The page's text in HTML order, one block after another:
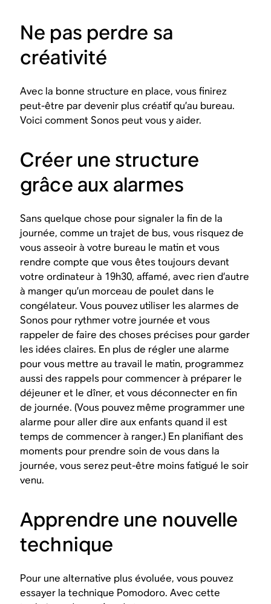
Ne pas perdre sa
créativité
Avec la bonne structure en place, vous finirez
peut-être par devenir plus créatif qu’au bureau.
Voici comment Sonos peut vous y aider.
Créer une structure
grâce aux alarmes
Sans quelque chose pour signaler la fin de la
journée, comme un trajet de bus, vous risquez de
vous asseoir à votre bureau le matin et vous
rendre compte que vous êtes toujours devant
votre ordinateur à 19h30, affamé, avec rien d’autre
à manger qu’un morceau de poulet dans le
congélateur. Vous pouvez utiliser les alarmes de
Sonos pour rythmer votre journée et vous
rappeler de faire des choses précises pour garder
les idées claires. En plus de régler une alarme
pour vous mettre au travail le matin, programmez
aussi des rappels pour commencer à préparer le
déjeuner et le dîner, et vous déconnecter en fin
de journée. (Vous pouvez même programmer une
alarme pour aller dire aux enfants quand il est
temps de commencer à ranger.) En planifiant des
moments pour prendre soin de vous dans la
journée, vous serez peut-être moins fatigué le soir
venu.
Apprendre une nouvelle
technique
Pour une alternative plus évoluée, vous pouvez
essayer la technique Pomodoro. Avec cette